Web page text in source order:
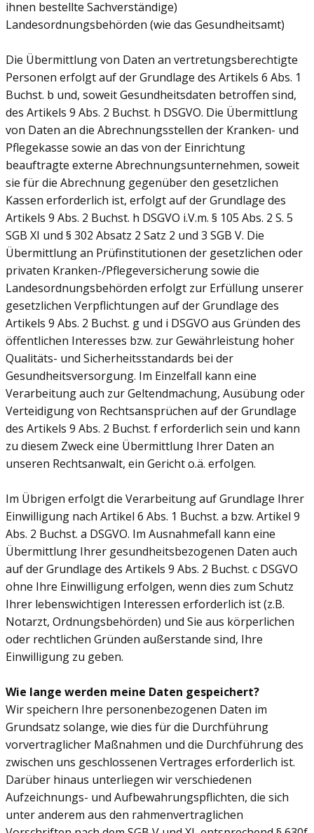
ihnen bestellte Sachverständige)
Landesordnungsbehörden (wie das Gesundheitsamt)
Die Übermittlung von Daten an vertretungsberechtigte
Personen erfolgt auf der Grundlage des Artikels 6 Abs. 1
Buchst. b und, soweit Gesundheitsdaten betroffen sind,
des Artikels 9 Abs. 2 Buchst. h DSGVO. Die Übermittlung
von Daten an die Abrechnungsstellen der Kranken- und
Pflegekasse sowie an das von der Einrichtung
beauftragte externe Abrechnungsunternehmen, soweit
sie für die Abrechnung gegenüber den gesetzlichen
Kassen erforderlich ist, erfolgt auf der Grundlage des
Artikels 9 Abs. 2 Buchst. h DSGVO i.V.m. § 105 Abs. 2 S. 5
SGB XI und § 302 Absatz 2 Satz 2 und 3 SGB V. Die
Übermittlung an Prüfinstitutionen der gesetzlichen oder
privaten Kranken-/Pflegeversicherung sowie die
Landesordnungsbehörden erfolgt zur Erfüllung unserer
gesetzlichen Verpflichtungen auf der Grundlage des
Artikels 9 Abs. 2 Buchst. g und i DSGVO aus Gründen des
öffentlichen Interesses bzw. zur Gewährleistung hoher
Qualitäts- und Sicherheitsstandards bei der
Gesundheitsversorgung. Im Einzelfall kann eine
Verarbeitung auch zur Geltendmachung, Ausübung oder
Verteidigung von Rechtsansprüchen auf der Grundlage
des Artikels 9 Abs. 2 Buchst. f erforderlich sein und kann
zu diesem Zweck eine Übermittlung Ihrer Daten an
unseren Rechtsanwalt, ein Gericht o.ä. erfolgen.
Im Übrigen erfolgt die Verarbeitung auf Grundlage Ihrer
Einwilligung nach Artikel 6 Abs. 1 Buchst. a bzw. Artikel 9
Abs. 2 Buchst. a DSGVO. Im Ausnahmefall kann eine
Übermittlung Ihrer gesundheitsbezogenen Daten auch
auf der Grundlage des Artikels 9 Abs. 2 Buchst. c DSGVO
ohne Ihre Einwilligung erfolgen, wenn dies zum Schutz
Ihrer lebenswichtigen Interessen erforderlich ist (z.B.
Notarzt, Ordnungsbehörden) und Sie aus körperlichen
oder rechtlichen Gründen außerstande sind, Ihre
Einwilligung zu geben.
Wie lange werden meine Daten gespeichert?
Wir speichern Ihre personenbezogenen Daten im
Grundsatz solange, wie dies für die Durchführung
vorvertraglicher Maßnahmen und die Durchführung des
zwischen uns geschlossenen Vertrages erforderlich ist.
Darüber hinaus unterliegen wir verschiedenen
Aufzeichnungs- und Aufbewahrungspflichten, die sich
unter anderem aus den rahmenvertraglichen